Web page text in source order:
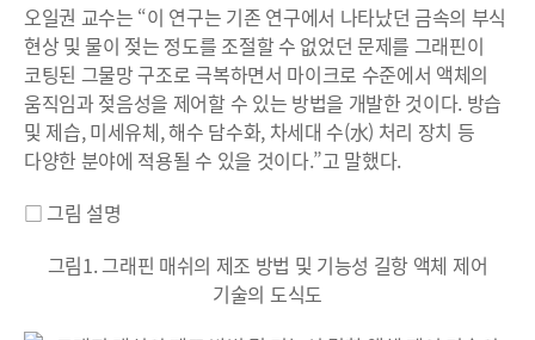
오일권 교수는 “이 연구는 기존 연구에서 나타났던 금속의 부식
현상 및 물이 젖는 정도를 조절할 수 없었던 문제를 그래핀이
코팅된 그물망 구조로 극복하면서 마이크로 수준에서 액체의
움직임과 젖음성을 제어할 수 있는 방법을 개발한 것이다. 방습
및 제습, 미세유체, 해수 담수화, 차세대 수(水) 처리 장치 등
다양한 분야에 적용될 수 있을 것이다.”고 말했다.
□ 그림 설명
그림1. 그래핀 매쉬의 제조 방법 및 기능성 길항 액체 제어
기술의 도식도